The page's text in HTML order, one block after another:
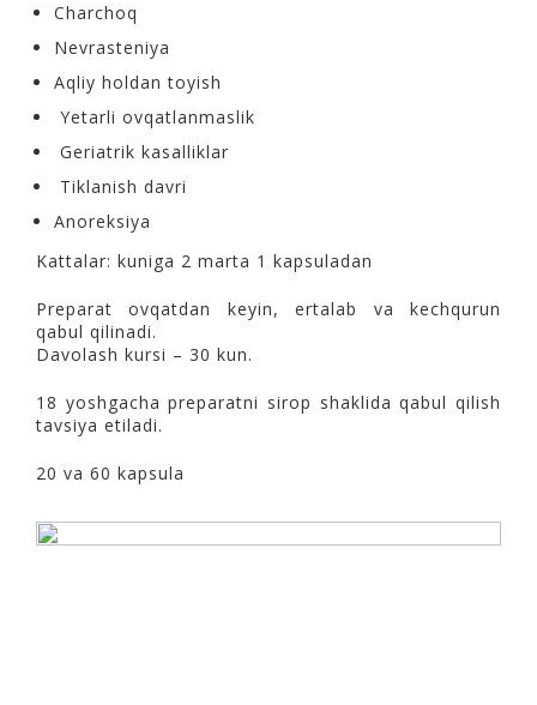
Charchoq
Nevrasteniya
Aqliy holdan toyish
Yetarli ovqatlanmaslik
Geriatrik kasalliklar
Tiklanish davri
Anoreksiya
Kattalar: kuniga 2 marta 1 kapsuladan
Preparat ovqatdan keyin, ertalab va kechqurun
qabul qilinadi.
Davolash kursi – 30 kun.
18 yoshgacha preparatni sirop shaklida qabul qilish
tavsiya etiladi.
20 va 60 kapsula